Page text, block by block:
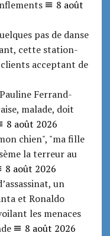
8 août
pas de danse
cette station-
acceptant de
Ferrand-
malade, doit
8 août 2026
chien", "ma fille
la terreur au
8 août 2026
un
et Ronaldo
les menaces
8 août 2026